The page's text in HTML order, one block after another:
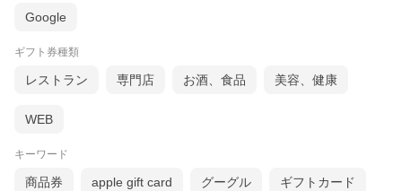
Google
ギフト券種類
レストラン 専門店 お酒、食品 美容、健康
WEB
キーワード
商品券 apple gift card グーグル ギフトカード